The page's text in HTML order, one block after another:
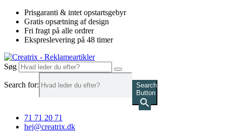
Videre
indhold
Prisgaranti & intet opstartsgebyr
Gratis opsætning af design
Fri fragt på alle ordrer
Ekspreslevering på 48 timer
Søg
Search for:
Search
Button
71 71 20 71
hej@creatrix.dk